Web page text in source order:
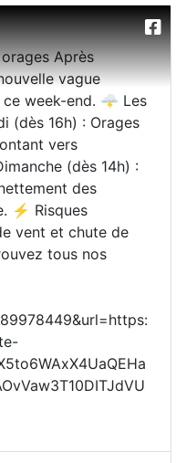
Après
vague
ce week-end. 🌩️ Les
(dès 16h) : Orages
vers
(dès 14h) :
des
⚡ Risques
vent et chute de
tous nos